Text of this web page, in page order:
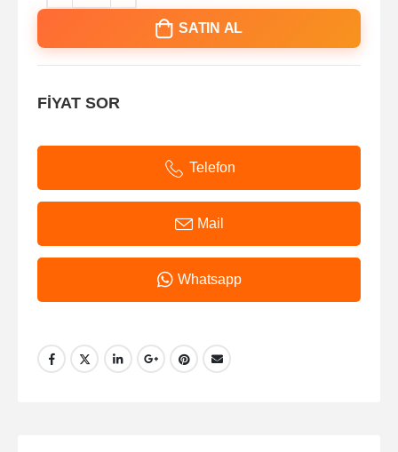
SATIN AL
FİYAT SOR
Telefon
Mail
Whatsapp